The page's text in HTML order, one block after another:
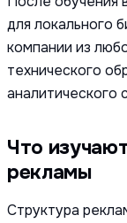
для локального
компании из
технического
аналитического
Что изучают на курсах контекстной
рекламы
Структура